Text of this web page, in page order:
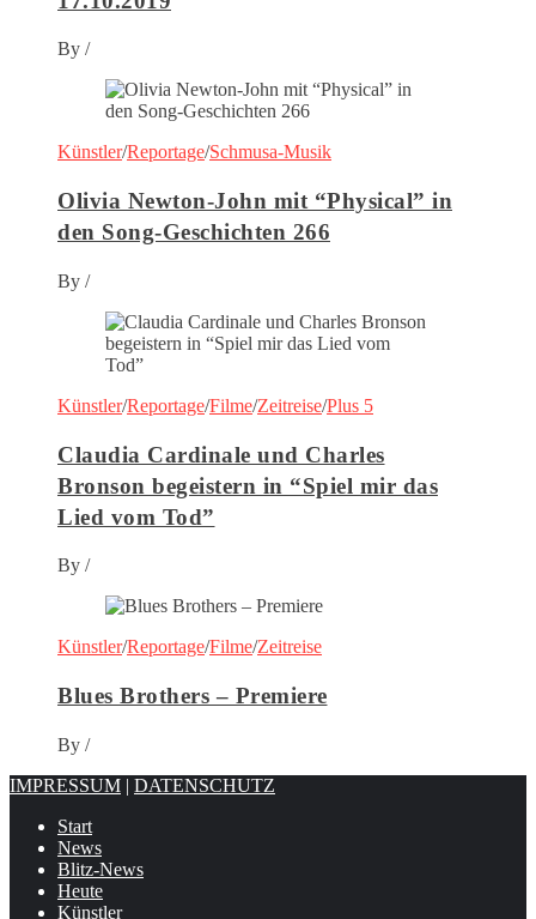
By /
Künstler/Reportage/Schmusa-Musik
Olivia Newton-John mit “Physical” in
den Song-Geschichten 266
By /
Künstler/Reportage/Filme/Zeitreise/Plus 5
Claudia Cardinale und Charles
Bronson begeistern in “Spiel mir das
Lied vom Tod”
By /
Künstler/Reportage/Filme/Zeitreise
Blues Brothers – Premiere
By /
IMPRESSUM | DATENSCHUTZ
Start
News
Blitz-News
Heute
Künstler